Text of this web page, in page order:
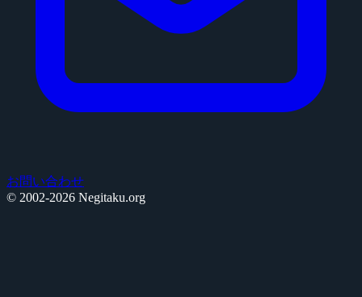
お問い合わせ
© 2002-2026 Negitaku.org